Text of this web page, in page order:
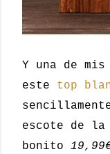
Y una de
este top
escote de la
bonito